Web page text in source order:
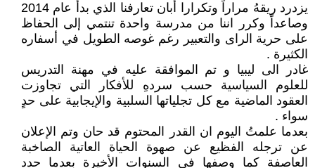
يزدرد ريقهُ مراراً وتكرارا أبان تعارفنا الذي بدأ عام 2014
وصاعداً وكرر اننا من مدرسة واحدة تنتمي إلى الحفاظ
على حرية الراى والتعبير رغم غوصه الطويل في أسفاره
الكثيرة .
غادر الى ليبيا و تم الموافقة عليه في مهنة التدريس
للعلوم السياسية حسب سردهِ للأفكار التي تجاوزت
العقود الماضية مع كل تجلياتها السلبية والإيجابية على حدٍ
سواء .
بعدما علمتُ اليوم ان القدر المحتوم قد حان وتم الإعلان
عن ترجله الفظيع عن صهوة الحياة العاتية الصاخبة
العاصفة كما وصفها في السنوات الأخيرة بعدما حدد